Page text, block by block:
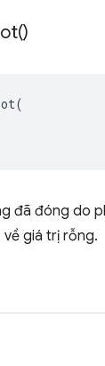
)
(
đã đóng do
giá trị rỗng.